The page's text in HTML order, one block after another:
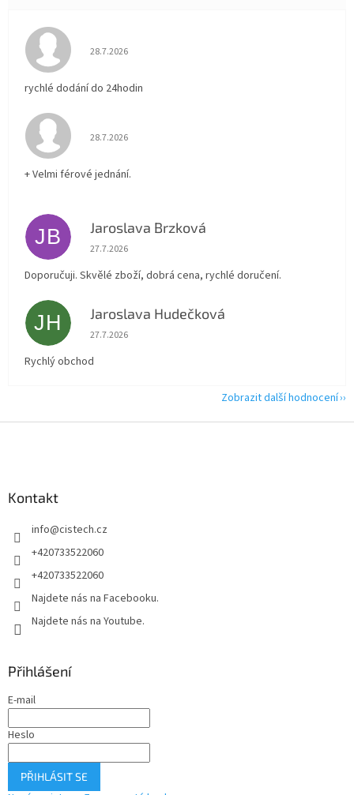
Hodnocení obchodu je 5 z 5 hvězdiček.
28.7.2026
rychlé dodání do 24hodin
Hodnocení obchodu je 5 z 5 hvězdiček.
28.7.2026
+ Velmi férové jednání.
JB Jaroslava Brzková
Hodnocení obchodu je 5 z 5 hvězdiček.
27.7.2026
Doporučuji. Skvělé zboží, dobrá cena, rychlé doručení.
JH Jaroslava Hudečková
Hodnocení obchodu je 5 z 5 hvězdiček.
27.7.2026
Rychlý obchod
Zobrazit další hodnocení
Kontakt
info@cistech.cz
+420733522060
+420733522060
Najdete nás na Facebooku.
Najdete nás na Youtube.
Přihlášení
E-mail
Heslo
PŘIHLÁSIT SE